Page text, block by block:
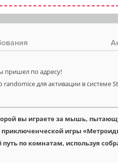
пришел по адресу!
для активации в системе
вы играете за мышь,
игры
по комнатам, используя